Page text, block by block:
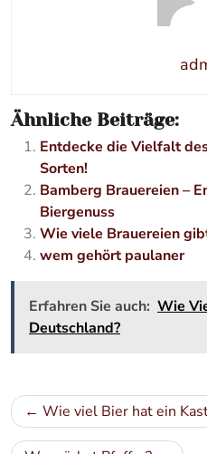
Ähnliche Beiträge:
Entdecke die Vielfalt
Sorten!
Bamberg Brauereien –
Biergenuss
Wie viele Brauereien
wem gehört paulaner
Erfahren Sie auch: Wie
Deutschland?
Wie viel Bier hat ein